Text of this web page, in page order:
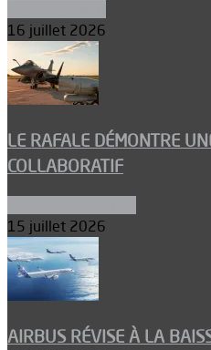
16 juillet 2026
LE RAFALE DÉMONTRE
COLLABORATIF
15 juillet 2026
AIRBUS RÉVISE À LA